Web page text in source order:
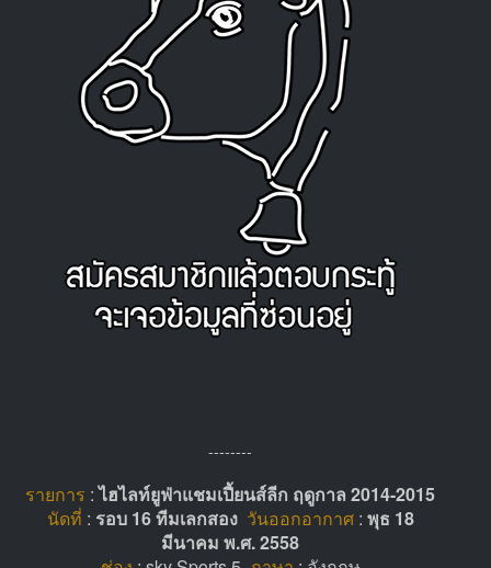
--------
รายการ :ไฮไลท์ยูฟ่าแชมเปี้ยนส์ลีก ฤดูกาล 2014-2015
นัดที่ : รอบ 16 ทีมเลกสอง วันออกอากาศ: พุธ 18
มีนาคม พ.ศ. 2558